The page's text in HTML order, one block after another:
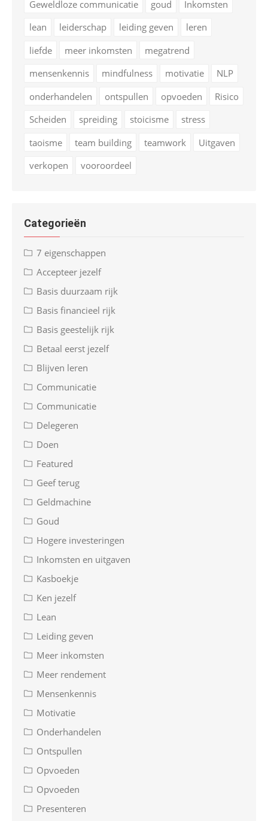
Geweldloze communicatie
goud
Inkomsten
lean
leiderschap leiding geven
leren
liefde
meer inkomsten
megatrend
mensenkennis
mindfulness motivatie
NLP
onderhandelen
ontspullen opvoeden
Risico
Scheiden
spreiding stoicisme
stress
taoisme
team building teamwork
Uitgaven
verkopen
vooroordeel
Categorieën
7 eigenschappen
Accepteer jezelf
Basis duurzaam rijk
Basis financieel rijk
Basis geestelijk rijk
Betaal eerst jezelf
Blijven leren
Communicatie
Communicatie
Delegeren
Doen
Featured
Geef terug
Geldmachine
Goud
Hogere investeringen
Inkomsten en uitgaven
Kasboekje
Ken jezelf
Lean
Leiding geven
Meer inkomsten
Meer rendement
Mensenkennis
Motivatie
Onderhandelen
Ontspullen
Opvoeden
Opvoeden
Presenteren